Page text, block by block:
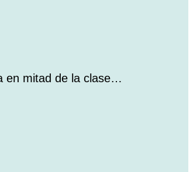
en mitad de la clase…